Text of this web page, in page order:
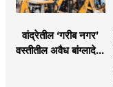
वांद्रेतील ‘गरीब नगर’
वस्तीतील अवैध बांग्लादेशी